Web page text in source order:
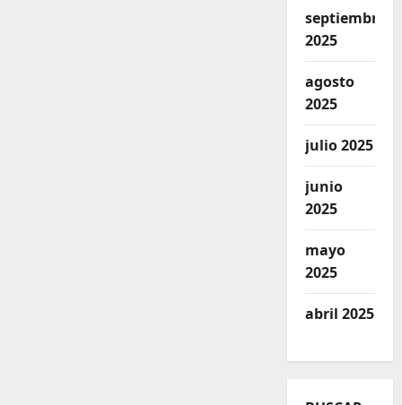
septiembre
2025
agosto
2025
julio 2025
junio
2025
mayo
2025
abril 2025